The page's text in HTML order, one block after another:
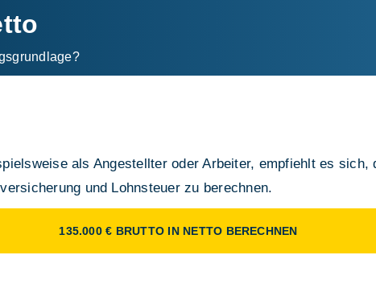
als Angestellter oder Arbeiter, empfiehlt es sich,
und Lohnsteuer zu berechnen.
135.000 € BRUTTO IN NETTO BERECHNEN